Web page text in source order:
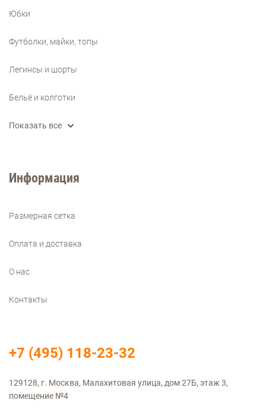
Юбки
Футболки, майки, топы
Легинсы и шорты
Бельё и колготки
Показать все
Информация
Размерная сетка
Оплата и доставка
О нас
Контакты
129128, г. Москва, Малахитовая улица, дом 27Б, этаж 3,
помещение №4
+7 (495) 118-23-32